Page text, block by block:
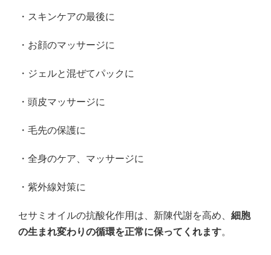
・スキンケアの最後に
・お顔のマッサージに
・ジェルと混ぜてパックに
・頭皮マッサージに
・毛先の保護に
・全身のケア、マッサージに
・紫外線対策に
セサミオイルの抗酸化作用は、新陳代謝を高め、 細胞
の生まれ変わりの循環を正常に保ってくれます。